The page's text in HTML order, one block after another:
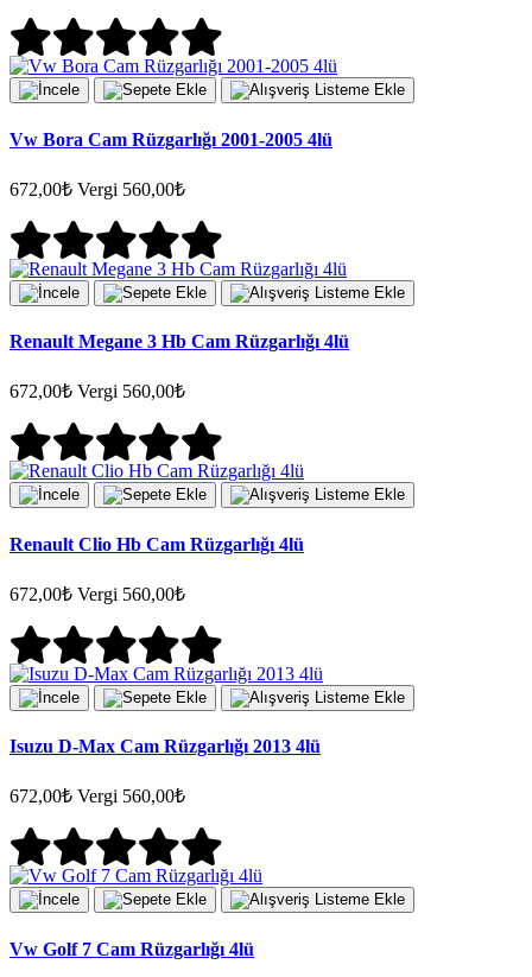
Vw Bora Cam Rüzgarlığı 2001-2005 4lü
672,00₺ Vergi 560,00₺
Renault Megane 3 Hb Cam Rüzgarlığı 4lü
672,00₺ Vergi 560,00₺
Renault Clio Hb Cam Rüzgarlığı 4lü
672,00₺ Vergi 560,00₺
Isuzu D-Max Cam Rüzgarlığı 2013 4lü
672,00₺ Vergi 560,00₺
Vw Golf 7 Cam Rüzgarlığı 4lü